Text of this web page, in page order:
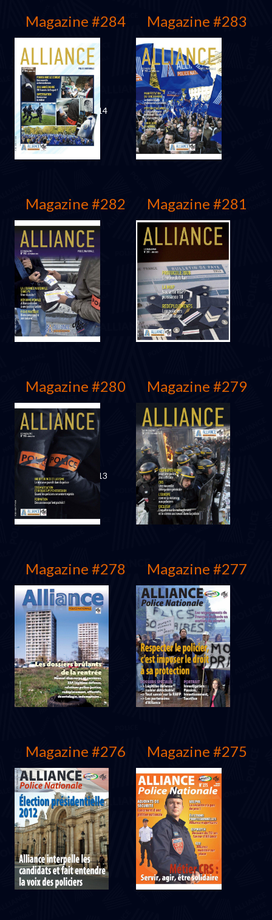
Septembre 2014 Juin 2014
Magazine #284
Mars 2014
Magazine #283
Décembre 2013
Magazine #282
Septembre 2013
Magazine #281
Juin 2013
Magazine #280
Mars 2013
Magazine #279
Décembre 2012
Magazine #278
Octobre 2012
Magazine #277
Juin 2012
Magazine #276 Magazine #275